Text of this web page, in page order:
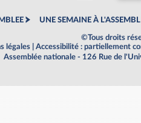
UNE SEMAINE À
©Tous droits
légales
Accessibilité : partiellement
Assemblée nationale - 126 Rue de